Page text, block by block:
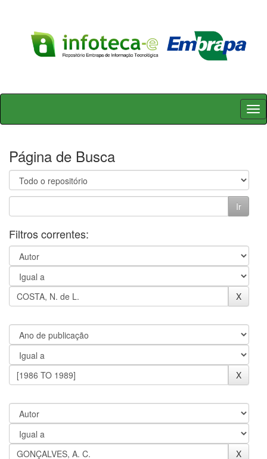
Skip
Página de Busca
Filtros correntes: